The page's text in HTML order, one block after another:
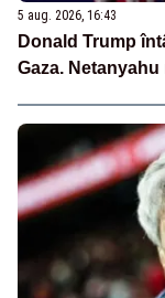
5 aug. 2026, 16:43
Donald Trump
Gaza.